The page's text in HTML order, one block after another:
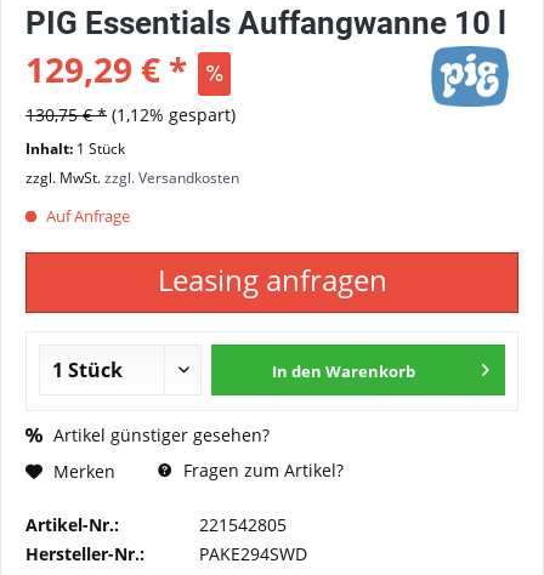
PIG Essentials Auffangwanne 10 l
129,29 € *
130,75 € * (1,12% gespart)
Inhalt: 1 Stück
zzgl. MwSt.zzgl. Versandkosten
Auf Anfrage
Leasing anfragen
In den Warenkorb
Artikel günstiger gesehen?
Merken
Fragen zum Artikel?
Artikel-Nr.:
221542805
Hersteller-Nr.:
PAKE294SWD